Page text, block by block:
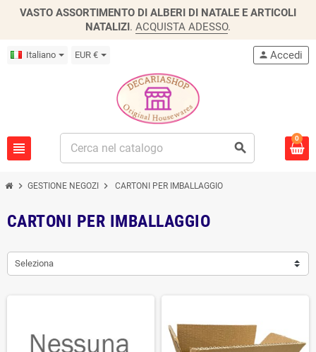
VASTO ASSORTIMENTO DI ALBERI DI NATALE E ARTICOLI
NATALIZI. ACQUISTA ADESSO.
Italiano EUR €
view_headline search
person Accedi
0
chevron_right GESTIONE NEGOZI chevron_right CARTONI PER IMBALLAGGIO
CARTONI PER IMBALLAGGIO
Seleziona